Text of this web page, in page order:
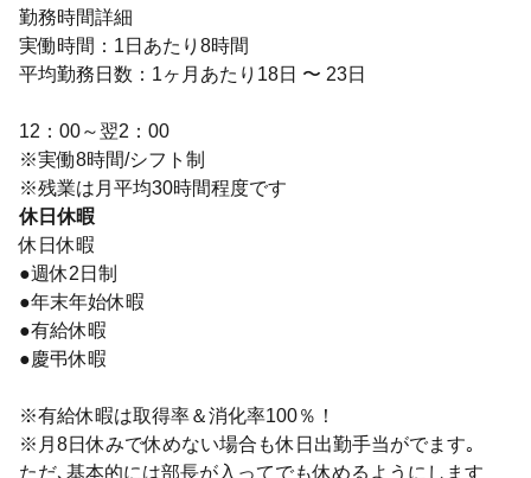
勤務時間詳細
実働時間：1日あたり8時間
平均勤務日数：1ヶ月あたり18日 〜 23日
12：00～翌2：00
※実働8時間/シフト制
※残業は月平均30時間程度です
休日休暇
休日休暇
●週休2日制
●年末年始休暇
●有給休暇
●慶弔休暇
※有給休暇は取得率＆消化率100％！
※月8日休みで休めない場合も休日出勤手当がでます｡
ただ､基本的には部長が入ってでも休めるようにします